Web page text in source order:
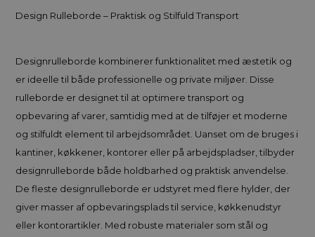
Design Rulleborde – Praktisk og Stilfuld Transport
Designrulleborde kombinerer funktionalitet med æstetik og
er ideelle til både professionelle og private miljøer. Disse
rulleborde er designet til at optimere transport og
opbevaring af varer, samtidig med at de tilføjer et moderne
og stilfuldt element til arbejdsområdet. Uanset om de bruges i
kantiner, køkkener, kontorer eller på arbejdspladser, tilbyder
designrulleborde både holdbarhed og praktisk anvendelse.
De fleste designrulleborde er udstyret med flere hylder, der
giver masser af opbevaringsplads til service, køkkenudstyr
eller kontorartikler. Med robuste materialer som stål og